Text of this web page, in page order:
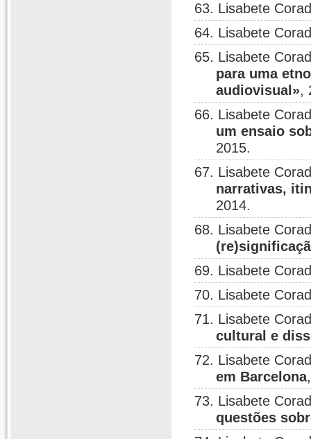
63. Lisabete
64. Lisabete
65. Lisabete
para uma
audiovisual»,
66. Lisabete
um ensaio
2015.
67. Lisabete
narrativas,
2014.
68. Lisabete
69. Lisabete
70. Lisabete
71. Lisabete
cultural e
72. Lisabete
em Barcelona
73. Lisabete
questões